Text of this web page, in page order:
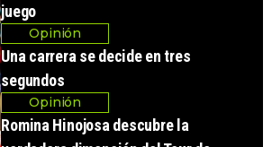
juego
Opinión
Una carrera se decide en tres
segundos
Opinión
Romina Hinojosa descubre la